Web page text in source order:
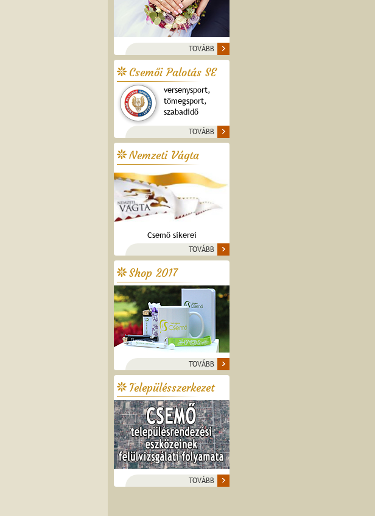
TOVÁBB
Csemői Palotás SE
versenysport,
tömegsport,
szabadidő
TOVÁBB
Nemzeti Vágta
Csemő sikerei
TOVÁBB
Shop 2017
TOVÁBB
Településszerkezet
TOVÁBB